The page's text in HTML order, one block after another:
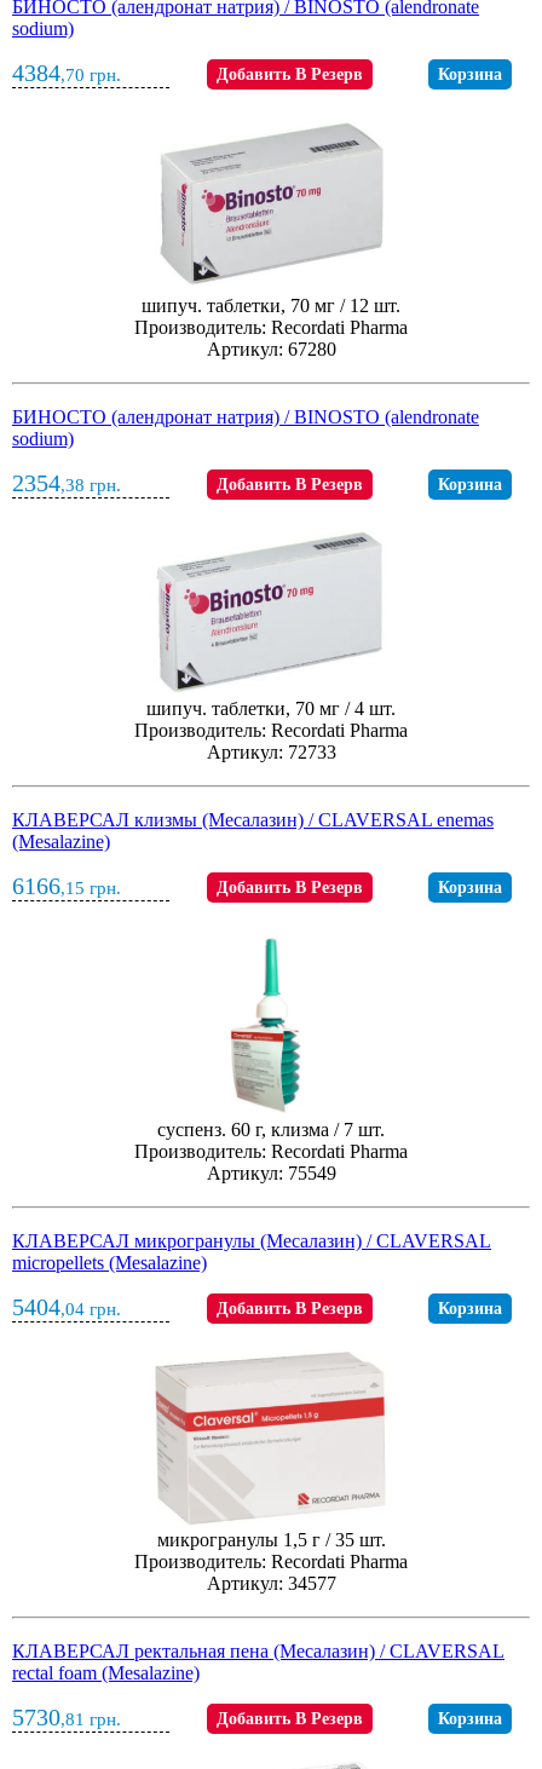
БИНОСТО (алендронат натрия) / BINOSTO (alendronate
sodium)
4384,70 грн. Добавить В Резерв Корзина
шипуч. таблетки, 70 мг / 12 шт.
Производитель: Recordati Pharma
Артикул: 67280
БИНОСТО (алендронат натрия) / BINOSTO (alendronate
sodium)
2354,38 грн. Добавить В Резерв Корзина
шипуч. таблетки, 70 мг / 4 шт.
Производитель: Recordati Pharma
Артикул: 72733
КЛАВЕРСАЛ клизмы (Месалазин) / CLAVERSAL enemas
(Mesalazine)
6166,15 грн. Добавить В Резерв Корзина
суспенз. 60 г, клизма / 7 шт.
Производитель: Recordati Pharma
Артикул: 75549
КЛАВЕРСАЛ микрогранулы (Месалазин) / CLAVERSAL
micropellets (Mesalazine)
5404,04 грн. Добавить В Резерв Корзина
микрогранулы 1,5 г / 35 шт.
Производитель: Recordati Pharma
Артикул: 34577
КЛАВЕРСАЛ ректальная пена (Месалазин) / CLAVERSAL
rectal foam (Mesalazine)
5730,81 грн. Добавить В Резерв Корзина